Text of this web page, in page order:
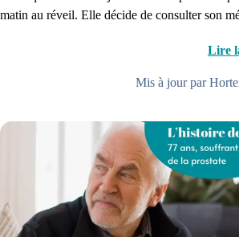
matin au réveil. Elle décide de consulter son
Lire
Mis à jour par